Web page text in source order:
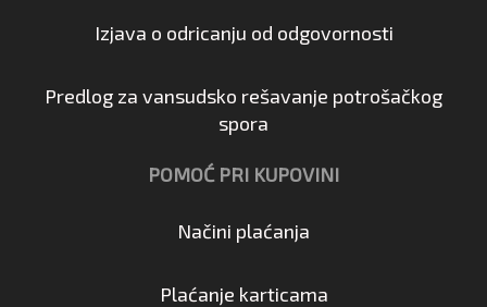
Izjava o odricanju od odgovornosti
Predlog za vansudsko rešavanje potrošačkog
spora
POMOĆ PRI KUPOVINI
Načini plaćanja
Plaćanje karticama